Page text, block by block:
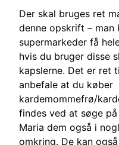
Der skal bruges ret
denne opskrift – man
supermarkeder få
hvis du bruger disse
kapslerne. Det er ret
anbefale at du køber
kardemommefrø/
findes ved at søge
Maria dem også i
omkring. De kan